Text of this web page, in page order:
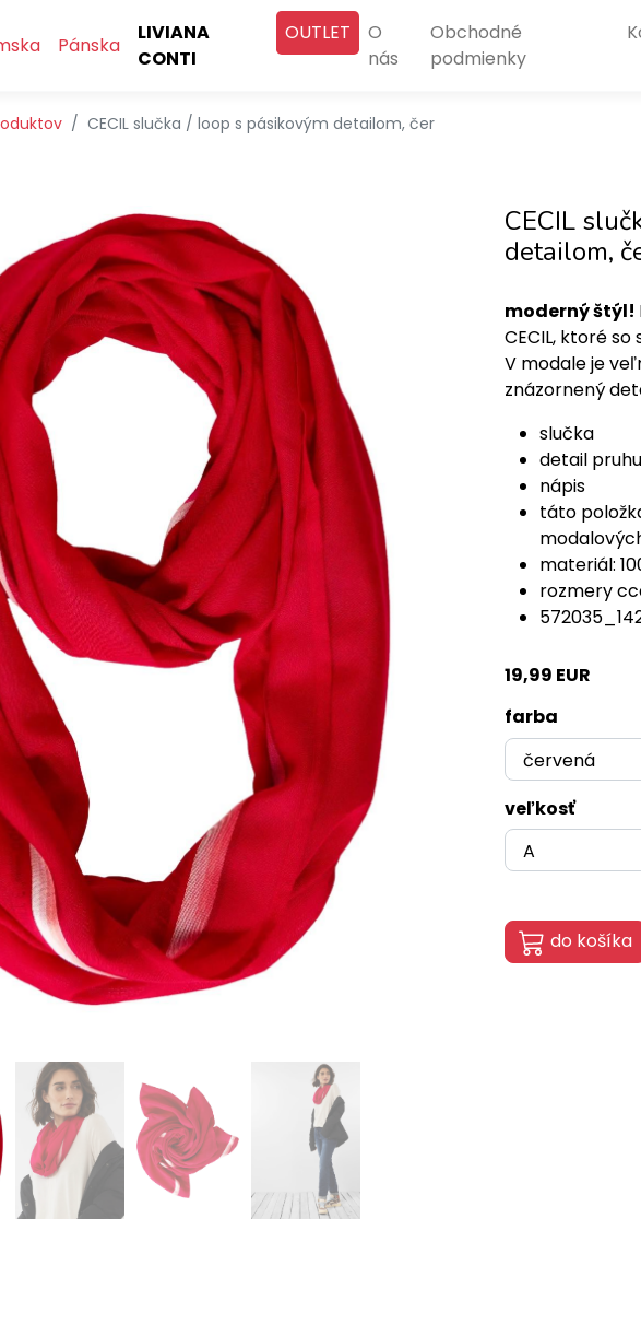
Pánska
LIVIANA
CONTI
OUTLET
O
nás
Obchodné
podmienky
CECIL slučka / loop s pásikovým detailom, čer
CECIL
detailom,
moderný štýl!
CECIL, ktoré
V modale je
znázornený
slučka
detail pruhu
nápis
táto
materiál:
rozmery
19,99 EUR
farba
veľkosť
do košíka